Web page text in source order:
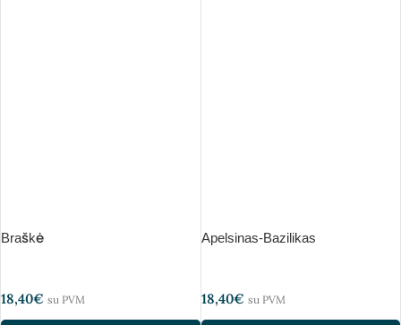
Braškė
18,40€ su PVM
Apelsinas-Bazilikas
18,40€ su PVM